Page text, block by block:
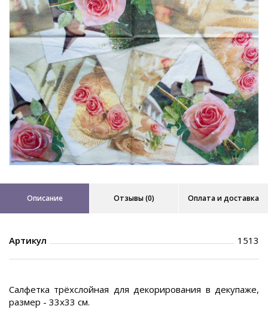
Описание Отзывы (0) Оплата и доставка
Артикул 1513
Салфетка трёхслойная для декорирования в декупаже,
размер - 33х33 см.